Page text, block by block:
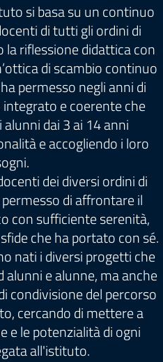
si basa su un continuo
di tutti gli ordini di
la riflessione didattica con
di scambio continuo
permesso negli anni di
e coerente che
dai 3 ai 14 anni
e accogliendo i loro
dei diversi ordini di
di affrontare il
con sufficiente serenità,
che ha portato con sé.
nati i diversi progetti che
e alunne, ma anche
condivisione del percorso
cercando di mettere a
le potenzialità di ogni
all'istituto.